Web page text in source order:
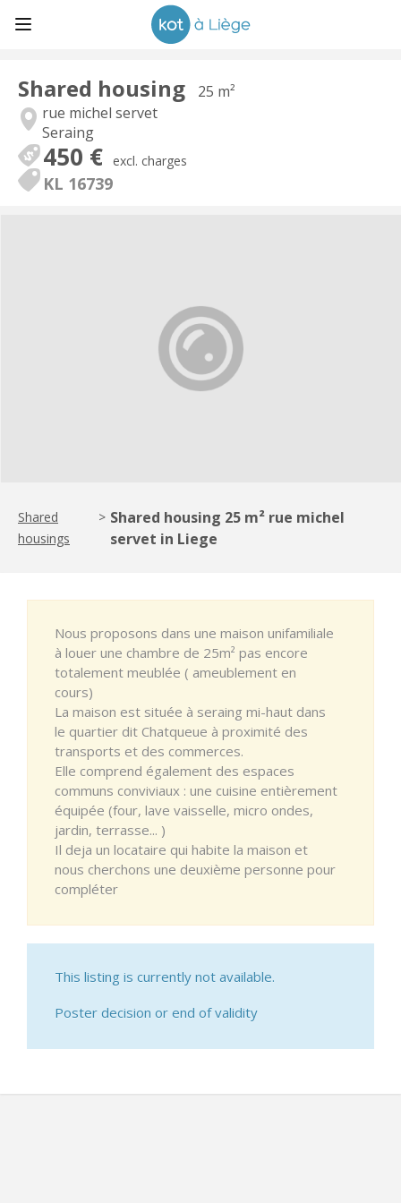
Shared housing
25 m²
rue michel servet
Seraing
450 € excl. charges
KL 16739
Shared
housings
> Shared housing 25 m² rue michel
servet in Liege
Nous proposons dans une maison unifamiliale
à louer une chambre de 25m² pas encore
totalement meublée ( ameublement en
cours)
La maison est située à seraing mi-haut dans
le quartier dit Chatqueue à proximité des
transports et des commerces.
Elle comprend également des espaces
communs conviviaux : une cuisine entièrement
équipée (four, lave vaisselle, micro ondes,
jardin, terrasse... )
Il deja un locataire qui habite la maison et
nous cherchons une deuxième personne pour
compléter
This listing is currently not available.
Poster decision or end of validity